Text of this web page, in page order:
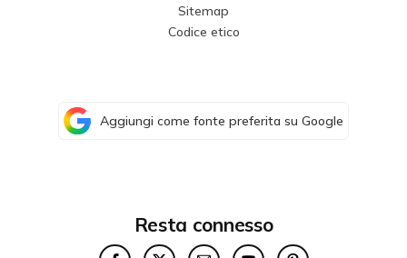
Sitemap
Codice etico
Aggiungi come fonte preferita su Google
Resta connesso